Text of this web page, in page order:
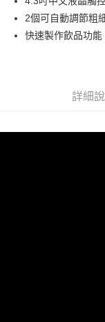
郵局、新竹物流
每筆NT$150，滿
2個可自動調節粗
快速製作飲品功能
詳細